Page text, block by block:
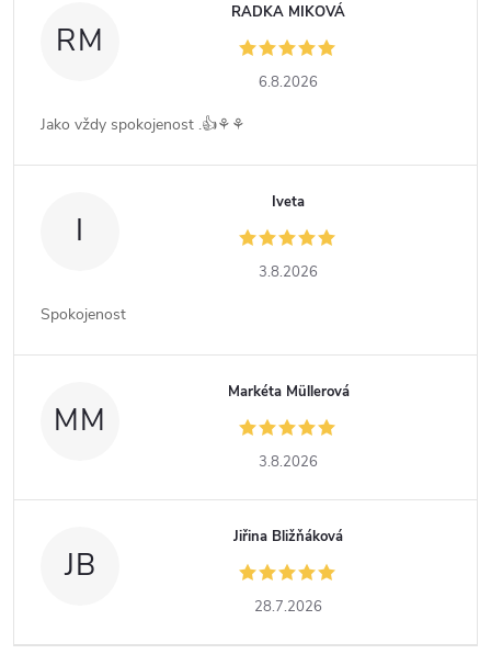
RM
RADKA MIKOVÁ
6.8.2026
Jako vždy spokojenost .👍⚘️⚘️
I
Iveta
3.8.2026
Spokojenost
MM
Markéta Müllerová
3.8.2026
JB
Jiřina Bližňáková
28.7.2026